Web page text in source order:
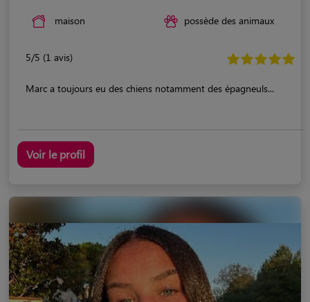
maison possède des animaux
5/5 (1 avis)
Marc a toujours eu des chiens notamment des épagneuls...
Voir le profil